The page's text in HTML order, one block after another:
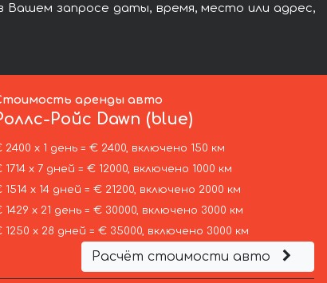
Вашем запросе даты, время, место или адрес,
аренды авто
Ройс Dawn (blue)
2400 х 1 день = € 2400, включено 150 км
1714 х 7 дней = € 12000, включено 1000 км
1514 х 14 дней = € 21200, включено 2000 км
1429 х 21 день = € 30000, включено 3000 км
1250 х 28 дней = € 35000, включено 3000 км
Расчёт стоимости авто